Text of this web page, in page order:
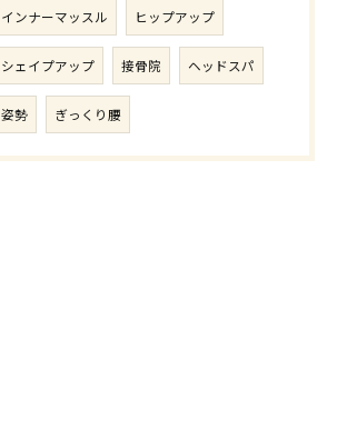
インナーマッスル ヒップアップ
シェイプアップ 接骨院 ヘッドスパ
姿勢 ぎっくり腰